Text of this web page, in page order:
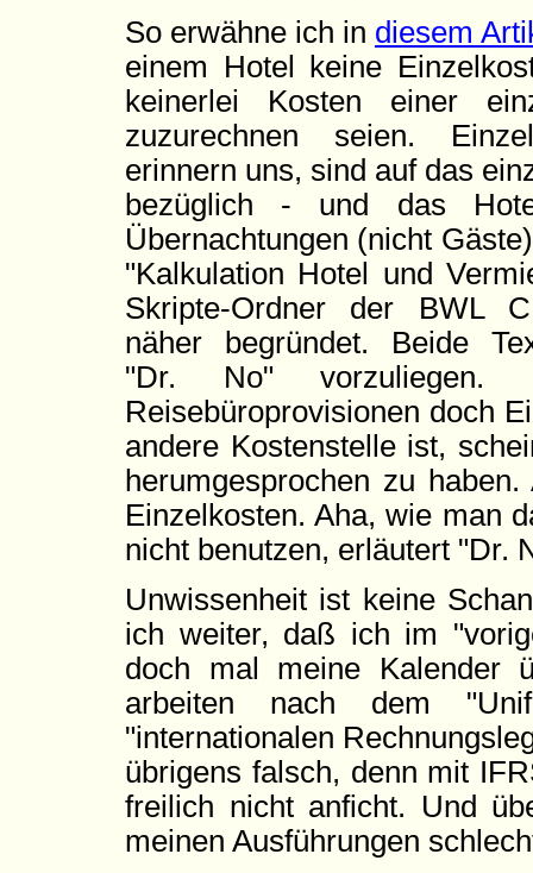
So erwähne ich in diesem
einem Hotel keine
keinerlei Kosten einer
zuzurechnen seien.
erinnern uns, sind auf das
bezüglich - und das
Übernachtungen (nicht
"Kalkulation Hotel und
Skripte-Ordner der BWL
näher begründet. Beide
"Dr. No"
Reisebüroprovisionen doch
andere Kostenstelle ist,
herumgesprochen zu
Einzelkosten. Aha, wie man
nicht benutzen, erläutert "Dr.
Unwissenheit ist keine
ich weiter, daß ich im
doch mal meine Kalender
arbeiten nach dem
"internationalen
übrigens falsch, denn mit
freilich nicht anficht. Und
meinen Ausführungen